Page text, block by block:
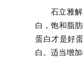
石立雅
白，饱和脂
蛋白才是好
白。适当增